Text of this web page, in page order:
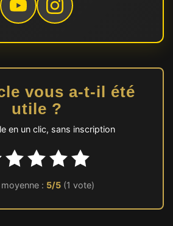
vous a-t-il été
utile ?
en un clic, sans inscription
: 5/5 (1 vote)